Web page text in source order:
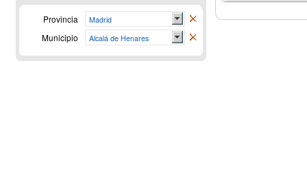
Provincia Madrid
Municipio Alcalá de Henares